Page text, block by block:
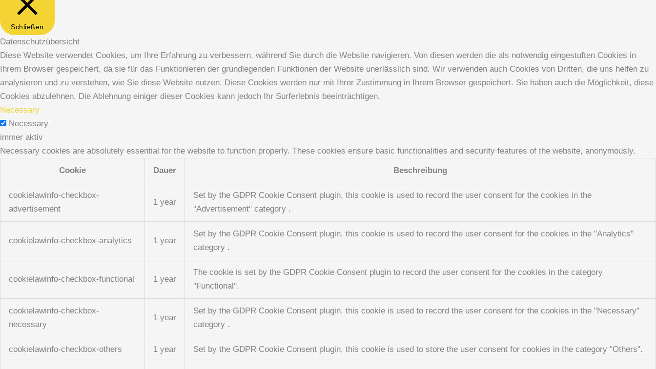
Schließen
Datenschutzübersicht
Diese Website verwendet Cookies, um Ihre Erfahrung zu verbessern, während Sie durch die Website navigieren. Von diesen werden die als notwendig eingestuften Cookies in
Ihrem Browser gespeichert, da sie für das Funktionieren der grundlegenden Funktionen der Website unerlässlich sind. Wir verwenden auch Cookies von Dritten, die uns helfen zu
analysieren und zu verstehen, wie Sie diese Website nutzen. Diese Cookies werden nur mit Ihrer Zustimmung in Ihrem Browser gespeichert. Sie haben auch die Möglichkeit, diese
Cookies abzulehnen. Die Ablehnung einiger dieser Cookies kann jedoch Ihr Surferlebnis beeinträchtigen.
Necessary
Necessary
immer aktiv
Necessary cookies are absolutely essential for the website to function properly. These cookies ensure basic functionalities and security features of the website, anonymously.
Cookie Dauer Beschreibung
cookielawinfo-checkbox-
advertisement
1 year
Set by the GDPR Cookie Consent plugin, this cookie is used to record the user consent for the cookies in the
"Advertisement" category .
cookielawinfo-checkbox-analytics 1 year
Set by the GDPR Cookie Consent plugin, this cookie is used to record the user consent for the cookies in the "Analytics"
category .
cookielawinfo-checkbox-functional 1 year
The cookie is set by the GDPR Cookie Consent plugin to record the user consent for the cookies in the category
"Functional".
cookielawinfo-checkbox-
necessary
1 year
Set by the GDPR Cookie Consent plugin, this cookie is used to record the user consent for the cookies in the "Necessary"
category .
cookielawinfo-checkbox-others 1 year Set by the GDPR Cookie Consent plugin, this cookie is used to store the user consent for cookies in the category "Others".